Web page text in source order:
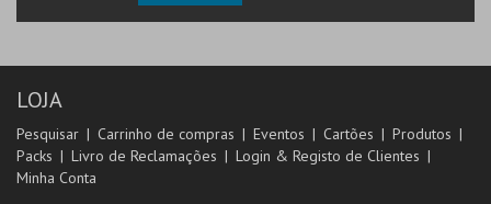
LOJA
Pesquisar Carrinho de compras Eventos Cartões
Produtos
Packs
Livro de Reclamações
Login & Registo de Clientes
Minha Conta